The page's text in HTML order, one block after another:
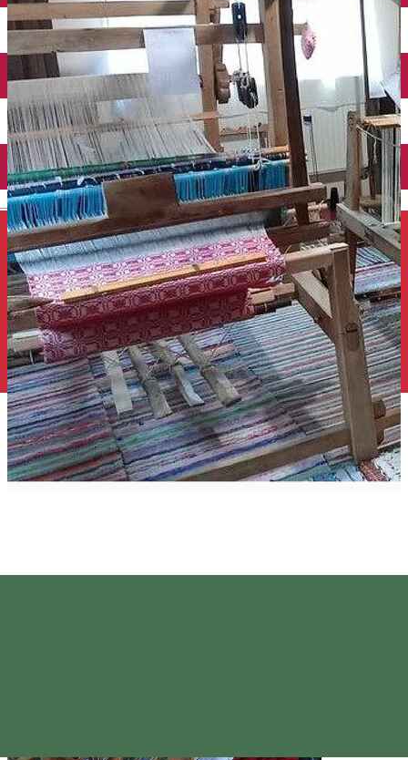
English
Închirieri auto
Închirieri de biciclete